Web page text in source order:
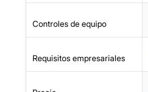
Controles de equipo
Requisitos empresariales